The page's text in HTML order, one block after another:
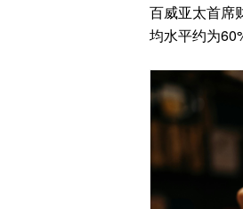
百威亚太首席
均水平约为